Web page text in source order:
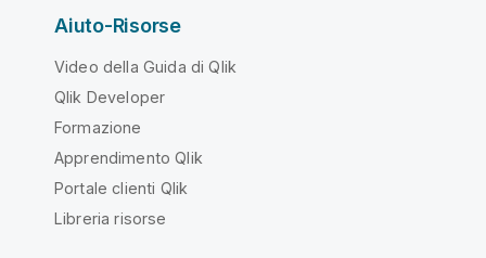
Aiuto-Risorse
Video della Guida di Qlik
Qlik Developer
Formazione
Apprendimento Qlik
Portale clienti Qlik
Libreria risorse